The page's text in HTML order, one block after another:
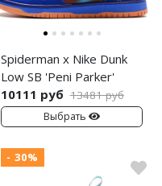
Spiderman x Nike Dunk
Low SB 'Peni Parker'
10111 руб 13481 руб
Выбрать
- 30%